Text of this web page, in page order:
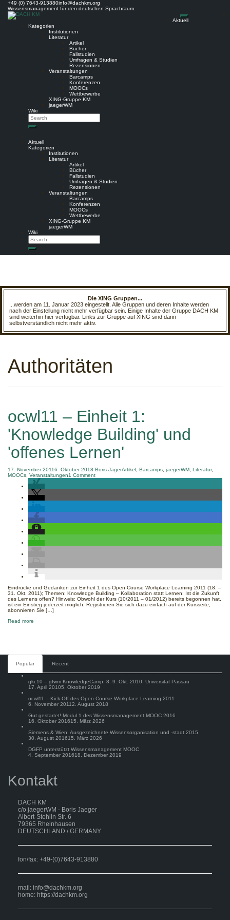
Skip
content
+49 (0) 7643-913880info@dachkm.org
Wissensmanagement für den deutschen Sprachraum.
Aktuell
Kategorien
Institutionen
Literatur
Artikel
Bücher
Fallstudien
Umfragen & Studien
Rezensionen
Veranstaltungen
Barcamps
Konferenzen
MOOCs
Wettbewerbe
XING-Gruppe KM
jaegerWM
Wiki
Search
Search
Aktuell
Kategorien
Institutionen
Literatur
Artikel
Bücher
Fallstudien
Umfragen & Studien
Rezensionen
Veranstaltungen
Barcamps
Konferenzen
MOOCs
Wettbewerbe
XING-Gruppe KM
jaegerWM
Wiki
Search
Search
Die XING Gruppen...
...werden am 11. Januar 2023 eingestellt. Alle Gruppen und deren Inhalte werden
nach der Einstellung nicht mehr verfügbar sein. Einige Inhalte der Gruppe DACH KM
sind weiterhin hier verfügbar. Links zur Gruppe auf XING sind dann
selbstverständlich nicht mehr aktiv.
Authoritäten
ocwl11 – Einheit 1:
'Knowledge Building' und
'offenes Lernen'
17. November 20116. Oktober 2018 Boris JägerArtikel Barcamps jaegerWM Literatur,
MOOCs Veranstaltungen1 Commenton
Eindrücke und Gedanken zur Einheit 1 des Open Course Workplace Learning 2011 (18. –
31. Okt. 2011); Themen: Knowledge Building – Kollaboration statt Lernen; Ist die Zukunft
des Lernens offen? Hinweis: Obwohl der Kurs (10/2011 – 01/2012) bereits begonnen hat,
ist ein Einstieg jederzeit möglich. Registrieren Sie sich dazu einfach auf der Kursseite,
abonnieren Sie […]
Read more
Building'
'offenes
Popular Recent
gkc10 – gfwm KnowledgeCamp, 8.-9. Okt. 2010, Universität Passau
17. April 20105. Oktober 2019
ocwl11 – Kick-Off des Open Course Workplace Learning 2011
6. November 20112. August 2018
Gut gestartet! Modul 1 des Wissensmanagement MOOC 2016
16. Oktober 201615. März 2026
Siemens & Wien: Ausgezeichnete Wissensorganisation und -stadt 2015
30. August 201615. März 2026
DGFP unterstützt Wissensmanagement MOOC
4. September 201618. Dezember 2019
Kontakt
DACH KM
c/o jaegerWM - Boris Jaeger
Albert-Stehlin Str. 6
79365 Rheinhausen
DEUTSCHLAND / GERMANY
fon/fax: +49-(0)7643-913880
mail: info@dachkm.org
home: https://dachkm.org